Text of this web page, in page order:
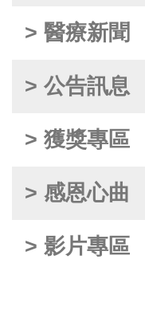
> 醫療新聞
> 公告訊息
> 獲獎專區
> 感恩心曲
> 影片專區